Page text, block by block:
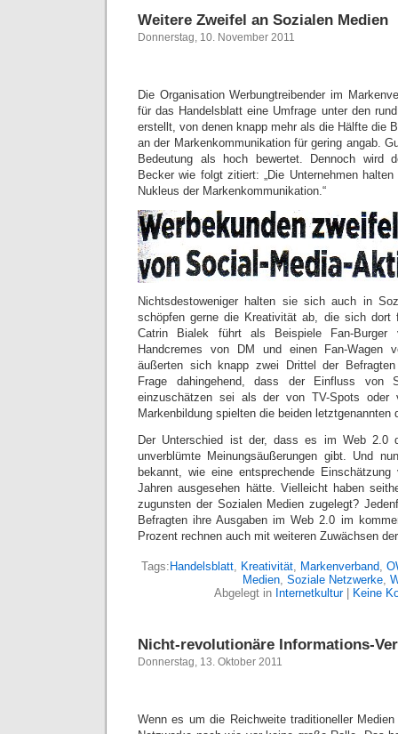
Weitere Zweifel an Sozialen Medien
Donnerstag, 10. November 2011
Die Organisation Werbungtreibender im
für das Handelsblatt eine Umfrage unter den
erstellt, von denen knapp mehr als die Hälfte die
an der Markenkommunikation für gering angab.
Bedeutung als hoch bewertet. Dennoch wird
Becker wie folgt zitiert: „Die Unternehmen
Nukleus der Markenkommunikation.“
Nichtsdestoweniger halten sie sich auch in
schöpfen gerne die Kreativität ab, die sich dort
Catrin Bialek führt als Beispiele Fan-Burger
Handcremes von DM und einen Fan-Wagen
äußerten sich knapp zwei Drittel der
Frage dahingehend, dass der Einfluss von
einzuschätzen sei als der von TV-Spots oder
Markenbildung spielten die beiden letztgenannten
Der Unterschied ist der, dass es im Web 2.0
unverblümte Meinungsäußerungen gibt. Und
bekannt, wie eine entsprechende
Jahren ausgesehen hätte. Vielleicht haben
zugunsten der Sozialen Medien zugelegt?
Befragten ihre Ausgaben im Web 2.0 im
Prozent rechnen auch mit weiteren Zuwächsen
Tags: Handelsblatt, Kreativität, Markenverband,
Medien, Soziale Netzwerke,
Abgelegt in Internetkultur| Keine
Nicht-revolutionäre Informations-
Donnerstag, 13. Oktober 2011
Wenn es um die Reichweite traditioneller